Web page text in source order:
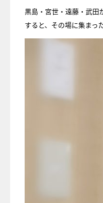
黒島・宮世・遠藤・武田
すると、その場に集まっ